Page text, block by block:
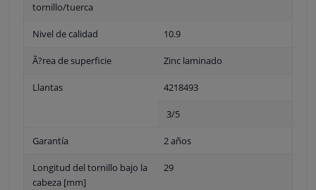
tornillo/tuerca
Nivel de calidad 10.9
Ã?rea de superficie Zinc laminado
Llantas 4218493
3/5
Garantía 2 años
Longitud del tornillo bajo la
cabeza [mm]
29